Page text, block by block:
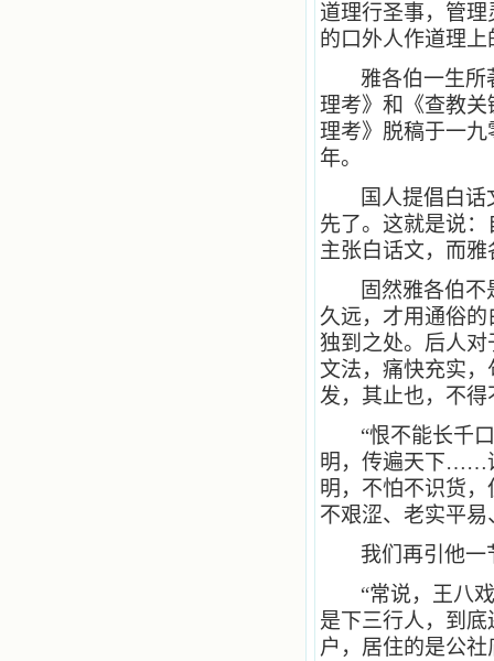
道理行圣事，管
的口外人作道理
雅各伯一生所
理考》和《查教
理考》脱稿于一
年。
国人提倡白
先了。这就是说
主张白话文，而
固然雅各伯
久远，才用通俗
独到之处。后人
文法，痛快充实
发，其止也，不
“恨不能长千
明，传遍天下……
明，不怕不识货
不艰涩、老实平
我们再引他一
“常说，王八
是下三行人，到
户，居住的是公